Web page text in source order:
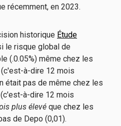
récemment, en 2023.
historique Étude
le risque global de
(.0.05%) même chez les
(c'est-à-dire 12 mois
était pas de même chez les
à-dire 12 mois
plus élevé que chez les
de Depo (0,01).